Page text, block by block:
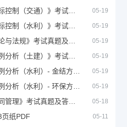
05-19
05-19
05-19
05-19
05-19
05-19
05-18
纸PDF 05-11